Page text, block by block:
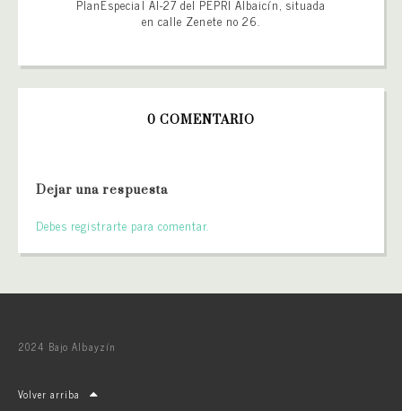
PlanEspecial AI-27 del PEPRI Albaicín, situada
en calle Zenete no 26.
0 COMENTARIO
Dejar una respuesta
Debes registrarte para comentar.
2024 Bajo Albayzín
Volver arriba